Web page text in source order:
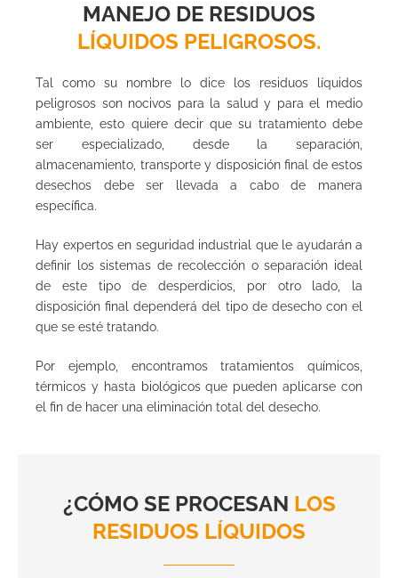
MANEJO DE RESIDUOS
LÍQUIDOS PELIGROSOS.
Tal como su nombre lo dice los residuos líquidos
peligrosos son nocivos para la salud y para el medio
ambiente, esto quiere decir que su tratamiento debe
ser especializado, desde la separación,
almacenamiento, transporte y disposición final de estos
desechos debe ser llevada a cabo de manera
específica.
Hay expertos en seguridad industrial que le ayudarán a
definir los sistemas de recolección o separación ideal
de este tipo de desperdicios, por otro lado, la
disposición final dependerá del tipo de desecho con el
que se esté tratando.
Por ejemplo, encontramos tratamientos químicos,
térmicos y hasta biológicos que pueden aplicarse con
el fin de hacer una eliminación total del desecho.
¿CÓMO SE PROCESAN LOS
RESIDUOS LÍQUIDOS